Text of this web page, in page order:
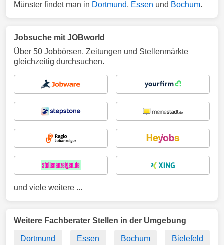
Münster findet man in Dortmund, Essen und Bochum.
Jobsuche mit JOBworld
Über 50 Jobbörsen, Zeitungen und Stellenmärkte
gleichzeitig durchsuchen.
und viele weitere ...
Weitere Fachberater Stellen in der Umgebung
Dortmund Essen Bochum Bielefeld